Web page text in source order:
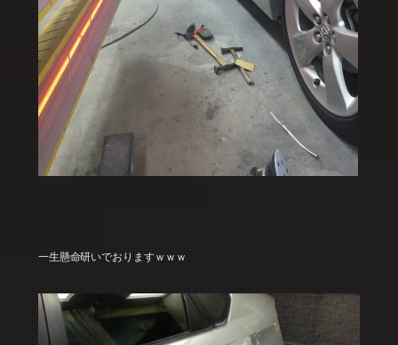
一生懸命研いでおりますｗｗｗ